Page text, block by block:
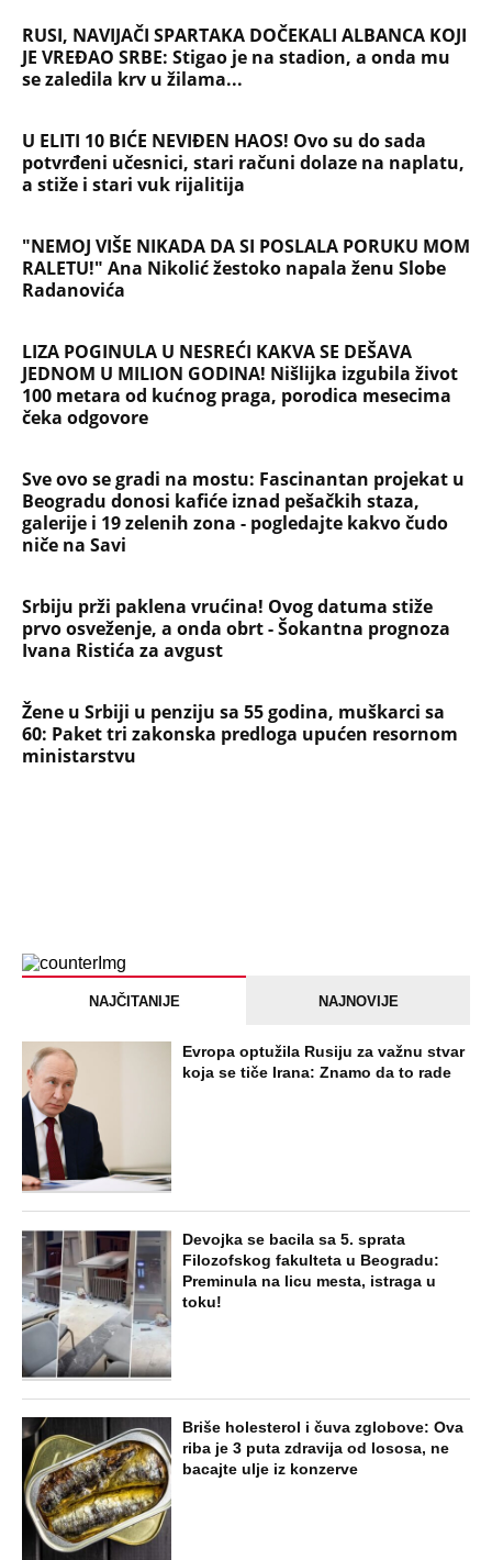
RUSI, NAVIJAČI SPARTAKA DOČEKALI ALBANCA KOJI
JE VREĐAO SRBE: Stigao je na stadion, a onda mu
se zaledila krv u žilama...
U ELITI 10 BIĆE NEVIĐEN HAOS! Ovo su do sada
potvrđeni učesnici, stari računi dolaze na naplatu,
a stiže i stari vuk rijalitija
"NEMOJ VIŠE NIKADA DA SI POSLALA PORUKU MOM
RALETU!" Ana Nikolić žestoko napala ženu Slobe
Radanovića
LIZA POGINULA U NESREĆI KAKVA SE DEŠAVA
JEDNOM U MILION GODINA! Nišlijka izgubila život
100 metara od kućnog praga, porodica mesecima
čeka odgovore
Sve ovo se gradi na mostu: Fascinantan projekat u
Beogradu donosi kafiće iznad pešačkih staza,
galerije i 19 zelenih zona - pogledajte kakvo čudo
niče na Savi
Srbiju prži paklena vrućina! Ovog datuma stiže
prvo osveženje, a onda obrt - Šokantna prognoza
Ivana Ristića za avgust
Žene u Srbiji u penziju sa 55 godina, muškarci sa
60: Paket tri zakonska predloga upućen resornom
ministarstvu
NAJČITANIJE NAJNOVIJE
Evropa optužila Rusiju za važnu stvar
koja se tiče Irana: Znamo da to rade
Devojka se bacila sa 5. sprata
Filozofskog fakulteta u Beogradu:
Preminula na licu mesta, istraga u
toku!
Briše holesterol i čuva zglobove: Ova
riba je 3 puta zdravija od lososa, ne
bacajte ulje iz konzerve